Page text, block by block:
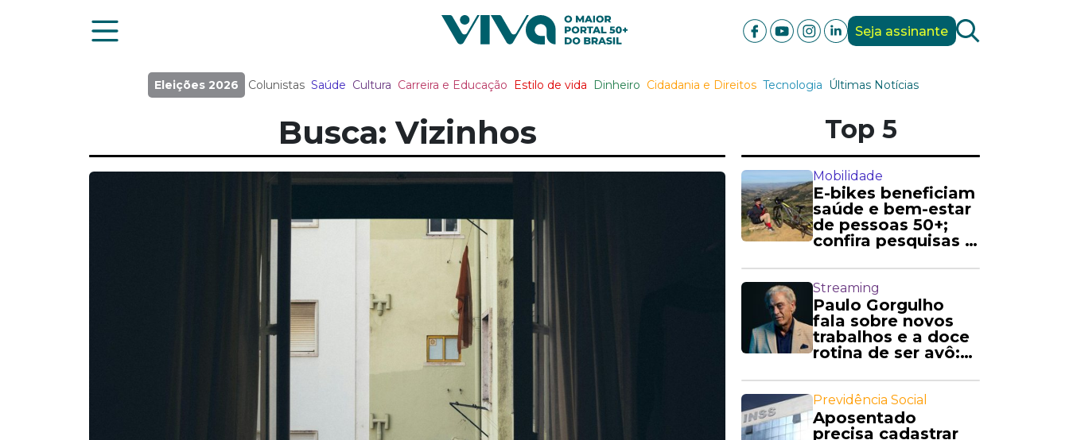
Seja assinante
Eleições 2026 Colunistas Saúde Cultura Carreira e Educação Estilo de vida Dinheiro Cidadania e Direitos Tecnologia Últimas Notícias
Busca: Vizinhos Top 5
Mobilidade
E-bikes beneficiam
saúde e bem-estar
de pessoas 50+;
confira pesquisas e
Streaming
Paulo Gorgulho
fala sobre novos
trabalhos e a doce
rotina de ser avô:
Previdência Social
Aposentado
precisa cadastrar